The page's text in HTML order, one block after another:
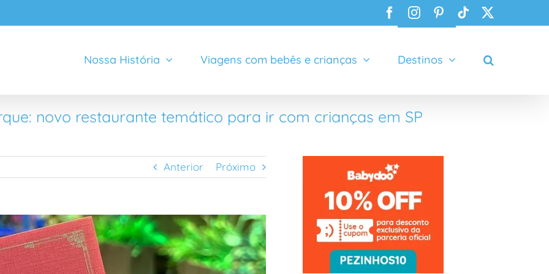
Facebook
InstagramPinterest
Tiktok
Nossa História Viagens com bebês e crianças Destinos
novo restaurante temático para ir com crianças em SP
Anterior Próximo